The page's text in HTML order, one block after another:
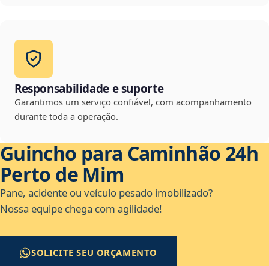
Responsabilidade e suporte
Garantimos um serviço confiável, com acompanhamento
durante toda a operação.
Guincho para Caminhão 24h
Perto de Mim
Pane, acidente ou veículo pesado imobilizado?
Nossa equipe chega com agilidade!
SOLICITE SEU ORÇAMENTO